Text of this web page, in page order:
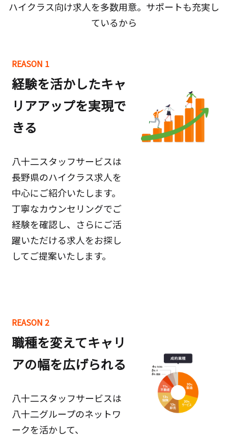
ハイクラス向け求人を多数用意。サポートも充実し
ているから
REASON 1
経験を活かしたキャ
リアアップを実現で
きる
八十二スタッフサービスは
長野県のハイクラス求人を
中心にご紹介いたします。
丁寧なカウンセリングでご
経験を確認し、さらにご活
躍いただける求人をお探し
してご提案いたします。
REASON 2
職種を変えてキャリ
アの幅を広げられる
八十二スタッフサービスは
八十二グループのネットワ
ークを活かして、